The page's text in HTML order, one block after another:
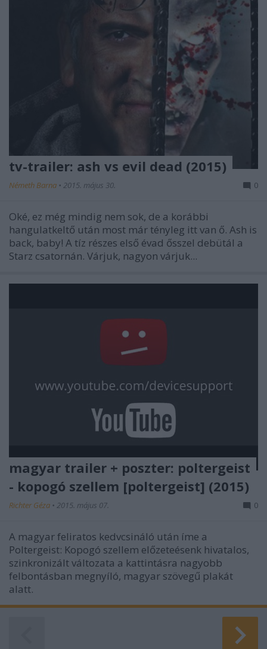
tv-trailer: ash vs evil dead (2015)
Németh Barna • 2015. május 30. 0
Oké, ez még mindig nem sok, de a korábbi
hangulatkeltő után most már tényleg itt van ő. Ash is
back, baby! A tíz részes első évad ősszel debütál a
Starz csatornán. Várjuk, nagyon várjuk...
magyar trailer + poszter: poltergeist
- kopogó szellem [poltergeist] (2015)
Richter Géza • 2015. május 07. 0
A magyar feliratos kedvcsináló után íme a
Poltergeist: Kopogó szellem előzeteésenk hivatalos,
szinkronizált változata a kattintásra nagyobb
felbontásban megnyíló, magyar szövegű plakát
alatt.